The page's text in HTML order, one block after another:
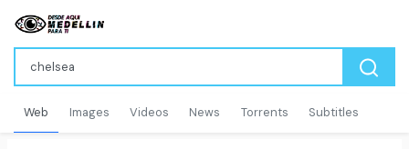
Web Images Videos News Torrents Subtitles